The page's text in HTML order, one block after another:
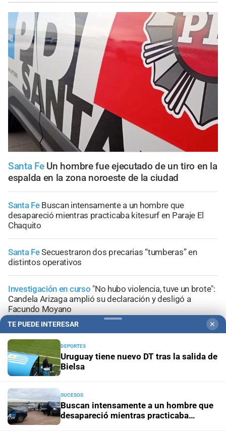
Santa Fe Un hombre fue ejecutado de un tiro en la
espalda en la zona noroeste de la ciudad
Santa Fe Buscan intensamente a un hombre que
desapareció mientras practicaba kitesurf en Paraje El
Chaquito
Santa FeSecuestraron dos precarias “tumberas” en
distintos operativos
Investigación en curso "No hubo violencia, tuve un brote":
Candela Arizaga amplió su declaración y desligó a
Facundo Moyano
Presuntos ladronesLa PDI detuvo a dos jóvenes por
hurtos reiterados en Santa Fe
+Información General
TE PUEDE INTERESAR ✕
DEPORTES
Uruguay tiene nuevo DT tras la salida de
Bielsa
SUCESOS
Buscan intensamente a un hombre que
desapareció mientras practicaba